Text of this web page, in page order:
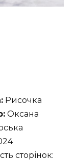
Рисочка
Оксана
сторінок: